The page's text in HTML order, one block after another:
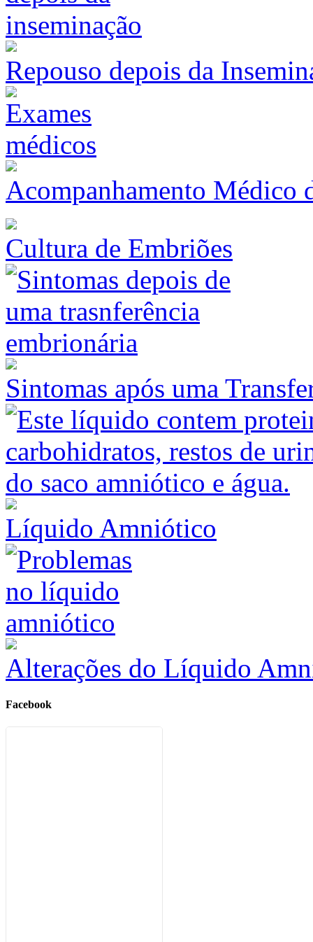
Repouso depois da
Acompanhamento Médico
Cultura de Embriões
Sintomas após uma
Líquido Amniótico
Alterações do Líquido
Facebook